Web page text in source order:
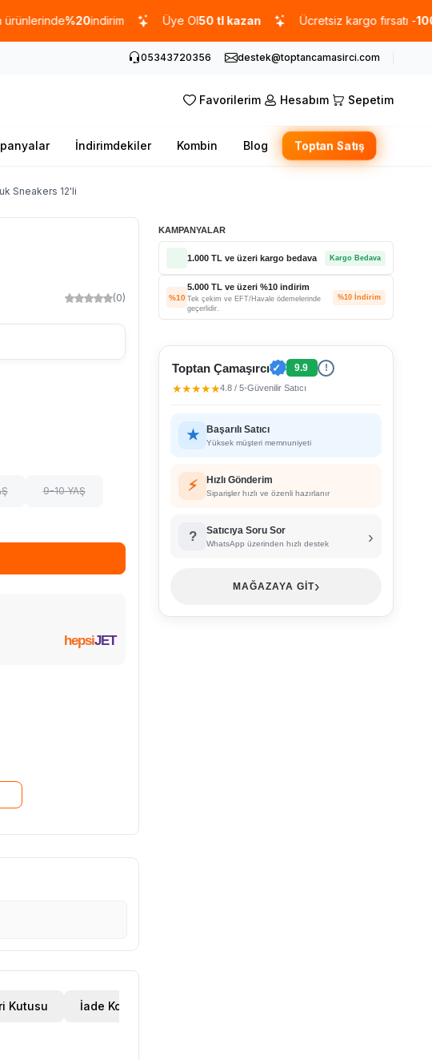
%20indirim Üye Ol50 tl kazan Ücretsiz kargo fırsatı -1000 TL
05343720356 destek@toptancamasirci.com
Favorilerim Hesabım Sepetim
İndirimdekiler Kombin Blog Toptan Satış
Sneakers 12'li
(0)
9-10 YAŞ
hepsiJET
Kutusu İade Koşulları
KAMPANYALAR
1.000 TL ve üzeri kargo bedava Kargo Bedava
%10
5.000 TL ve üzeri %10 indirim
Tek çekim ve EFT/Havale ödemelerinde
geçerlidir.
%10 İndirim
Toptan Çamaşırcı ✓ 9.9 !
★★★★★4.8 / 5•Güvenilir Satıcı
★ Başarılı Satıcı
Yüksek müşteri memnuniyeti
⚡ Hızlı Gönderim
Siparişler hızlı ve özenli hazırlanır
? Satıcıya Soru Sor
WhatsApp üzerinden hızlı destek ›
MAĞAZAYA GİT›